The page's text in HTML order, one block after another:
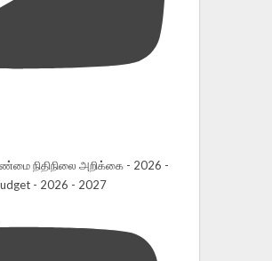
நிதிநிலை அறிக்கை - 2026 -
- 2026 - 2027